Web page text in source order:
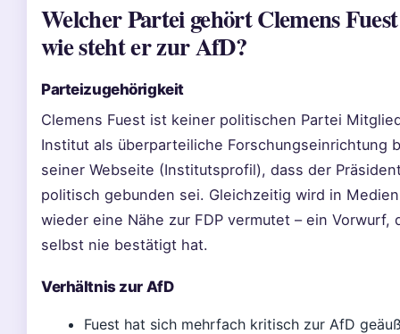
Welcher Partei gehört Clemens
wie steht er zur AfD?
Parteizugehörigkeit
Clemens Fuest ist keiner politischen Partei
Institut als überparteiliche Forschungseinrichtung
seiner Webseite (Institutsprofil), dass der
politisch gebunden sei. Gleichzeitig wird in
wieder eine Nähe zur FDP vermutet – ein Vorwurf,
selbst nie bestätigt hat.
Verhältnis zur AfD
Fuest hat sich mehrfach kritisch zur AfD